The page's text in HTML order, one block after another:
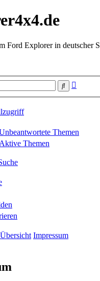
Ford Explorer in deutscher
Suche
Themen
Themen
Impressum